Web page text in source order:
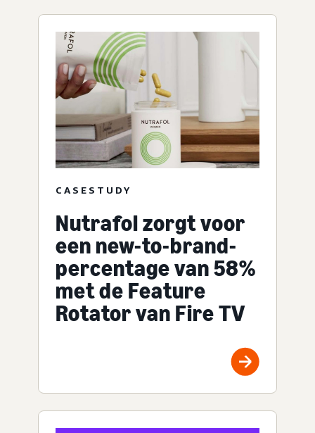
CASESTUDY
Nutrafol zorgt voor
een new-to-brand-
percentage van 58%
met de Feature
Rotator van Fire TV